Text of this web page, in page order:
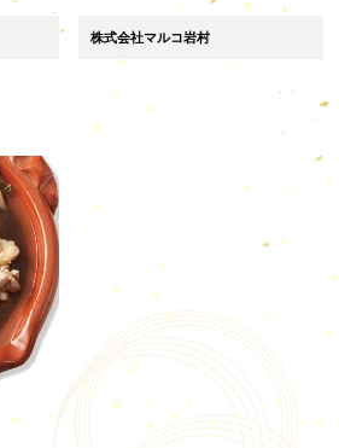
株式会社マルコ岩村